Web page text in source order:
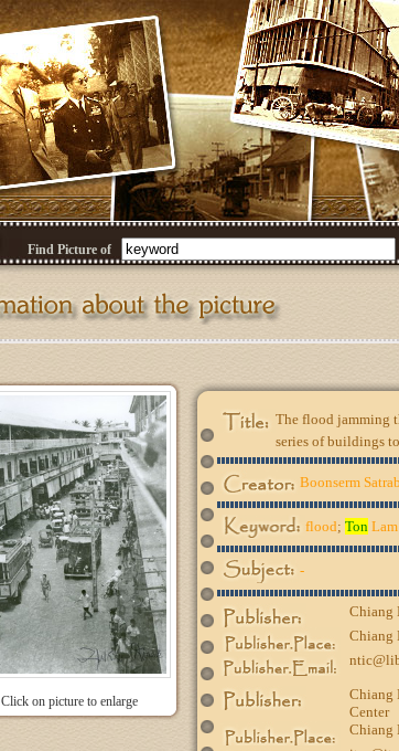
Find Picture of
Click on picture to enlarge
The flood jamming
series of buildings
Boonserm
flood; Ton
-
Chiang
Chiang
Chiang
Center
Chiang